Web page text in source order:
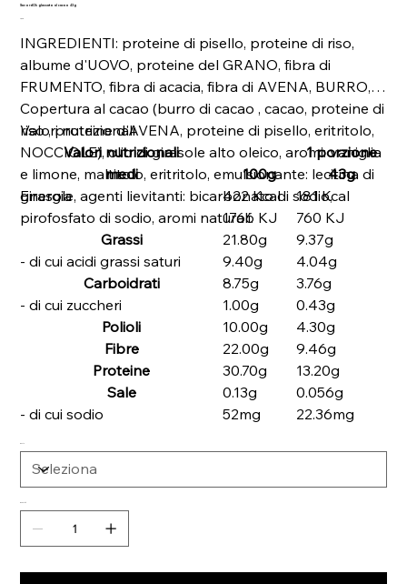
SavordOk glassato al cacao 43g
Prezzo
INGREDIENTI: proteine di pisello, proteine di riso,
albume d'UOVO, proteine del GRANO, fibra di
FRUMENTO, fibra di acacia, fibra di AVENA, BURRO,
Copertura al cacao (burro di cacao , cacao, proteine di
riso , proteine d'AVENA, proteine di pisello, eritritolo,
NOCCIOLE), olio di girasole alto oleico, aromi: vaniglia
e limone, maltitolo, eritritolo, emulsionante: lecitina di
girasole, agenti lievitanti: bicarbonato di sodio,
pirofosfato di sodio, aromi naturali.
Valori nutrizionali
Valori nutrizionali
1 porzione
medi
100g
43g
Energia
422 Kcal
181 Kcal
1766 KJ
760 KJ
Grassi
21.80g
9.37g
- di cui acidi grassi saturi
9.40g
4.04g
Carboidrati
8.75g
3.76g
- di cui zuccheri
1.00g
0.43g
Polioli
10.00g
4.30g
Fibre
22.00g
9.46g
Proteine
30.70g
13.20g
Sale
0.13g
0.056g
- di cui sodio
52mg 22.36mg